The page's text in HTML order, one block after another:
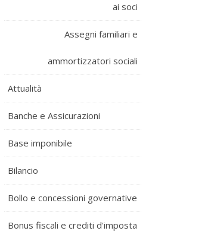
ai soci
Assegni familiari e
ammortizzatori sociali
Attualità
Banche e Assicurazioni
Base imponibile
Bilancio
Bollo e concessioni governative
Bonus fiscali e crediti d'imposta